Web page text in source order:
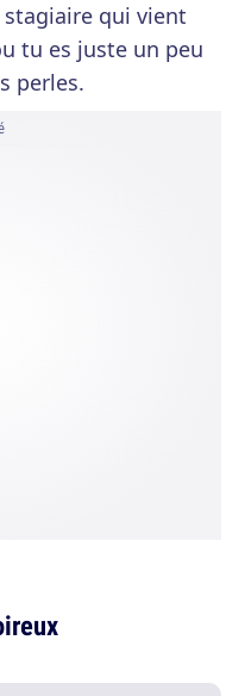
qui vient
tu es juste un peu
perles.